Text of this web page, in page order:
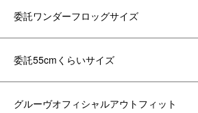
委託ワンダーフロッグサイズ
委託55cmくらいサイズ
グルーヴオフィシャルアウトフィット